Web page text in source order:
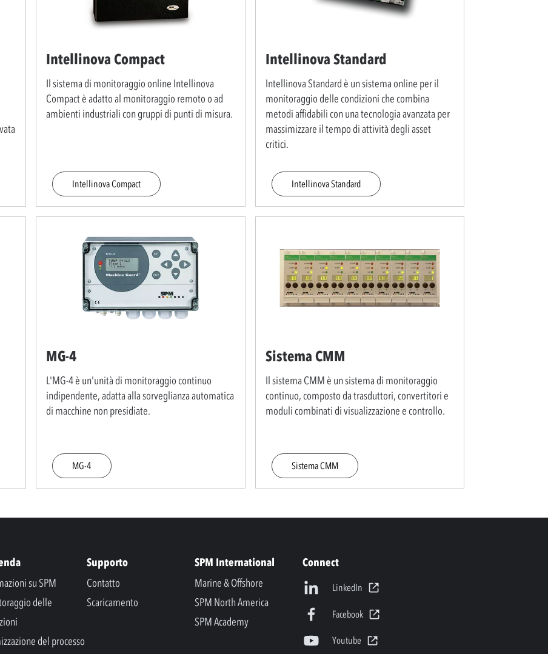
Intellinova Compact
Il sistema di monitoraggio online Intellinova
Compact è adatto al monitoraggio remoto o ad
ambienti industriali con gruppi di punti di misura.
Intellinova Compact
Intellinova Standard
Intellinova Standard è un sistema online per il
monitoraggio delle condizioni che combina
metodi affidabili con una tecnologia avanzata per
massimizzare il tempo di attività degli asset
critici.
Intellinova Standard
MG-4
L'MG-4 è un'unità di monitoraggio continuo
indipendente, adatta alla sorveglianza automatica
di macchine non presidiate.
MG-4
Sistema CMM
Il sistema CMM è un sistema di monitoraggio
continuo, composto da trasduttori, convertitori e
moduli combinati di visualizzazione e controllo.
Sistema CMM
su SPM
delle
del processo
Supporto
Contatto
Scaricamento
SPM International
Marine & Offshore
SPM North America
SPM Academy
Connect
LinkedIn
Facebook
Youtube